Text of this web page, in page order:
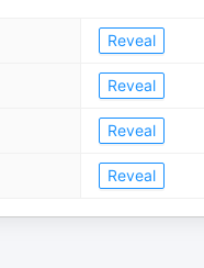
Reveal
Reveal
Reveal
Reveal